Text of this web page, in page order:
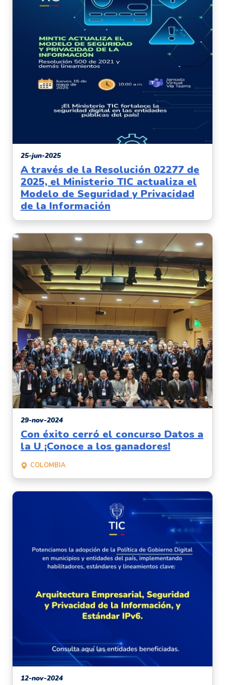
25-jun-2025
A través de la Resolución 02277 de
2025, el Ministerio TIC actualiza el
Modelo de Seguridad y Privacidad
de la Información
29-nov-2024
Con éxito cerró el concurso Datos a
la U ¡Conoce a los ganadores!
COLOMBIA
12-nov-2024